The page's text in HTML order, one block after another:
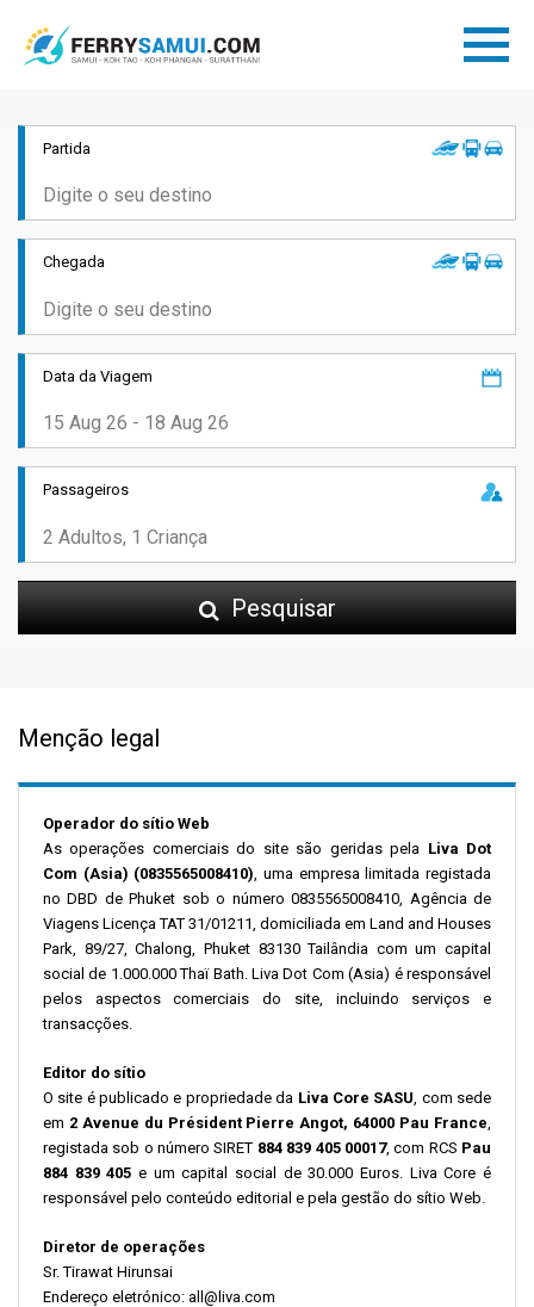
Partida
Chegada
Data da Viagem
Passageiros
Pesquisar
Menção legal
Operador do sítio Web
As operações comerciais do site são geridas pela Liva Dot
Com (Asia) (0835565008410) , uma empresa limitada registada
no DBD de Phuket sob o número 0835565008410, Agência de
Viagens Licença TAT 31/01211, domiciliada em Land and Houses
Park, 89/27, Chalong, Phuket 83130 Tailândia com um capital
social de 1.000.000 Thaï Bath. Liva Dot Com (Asia) é responsável
pelos aspectos comerciais do site, incluindo serviços e
transacções.
Editor do sítio
O site é publicado e propriedade da Liva Core SASU , com sede
em 2 Avenue du Président Pierre Angot, 64000 Pau France
registada sob o número SIRET 884 839 405 00017, com RCS Pau
884 839 405 e um capital social de 30.000 Euros. Liva Core é
responsável pelo conteúdo editorial e pela gestão do sítio Web.
Diretor de operações
Sr. Tirawat Hirunsai
Endereço eletrónico: all@liva.com